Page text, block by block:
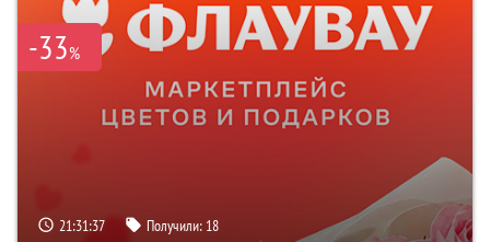
-33%
21:31:36 Получили: 18